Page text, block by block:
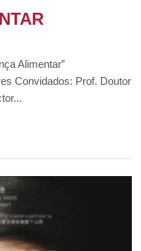
Alimentar”
Convidados: Prof. Doutor